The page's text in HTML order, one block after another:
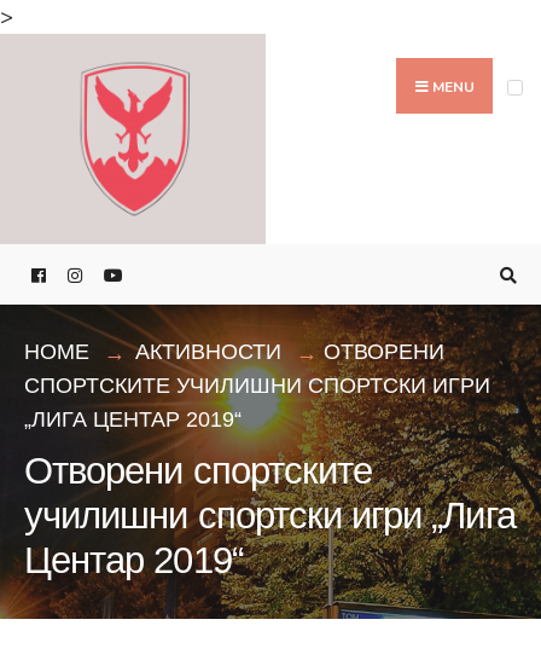
>
MENU
HOME АКТИВНОСТИ
ОТВОРЕНИ
СПОРТСКИТЕ УЧИЛИШНИ СПОРТСКИ ИГРИ
„ЛИГА ЦЕНТАР 2019“
Отворени спортските
училишни спортски игри „Лига
Центар 2019“